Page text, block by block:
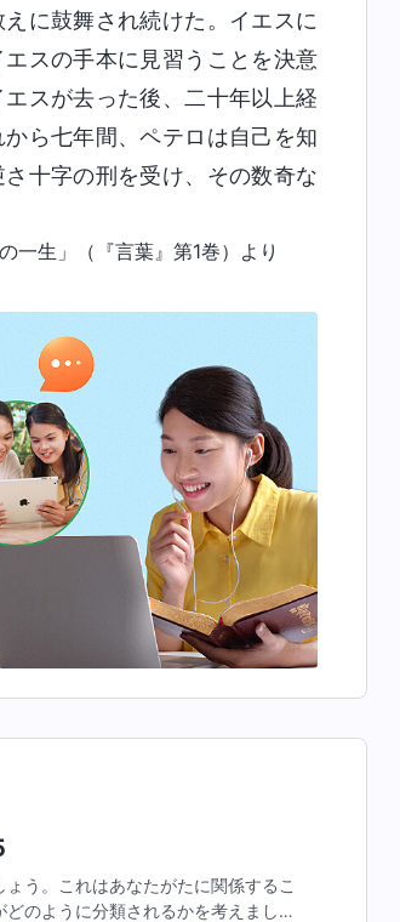
に鼓舞され続けた。イエスに
スの手本に見習うことを決意
スが去った後、二十年以上経
ら七年間、ペテロは自己を知
十字の刑を受け、その数奇な
一生」（『言葉』第1巻）より
う。これはあなたがたに関係するこ
のように分類されるかを考えましょ